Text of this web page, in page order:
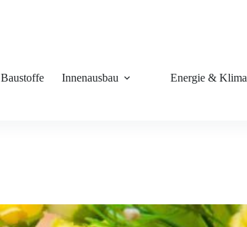
Baustoffe Innenausbau Energie & Klima